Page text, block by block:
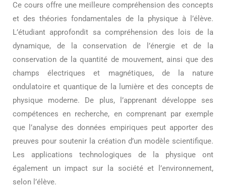
Ce cours offre une meilleure compréhension des concepts
et des théories fondamentales de la physique à l’élève.
L’étudiant approfondit sa compréhension des lois de la
dynamique, de la conservation de l’énergie et de la
conservation de la quantité de mouvement, ainsi que des
champs électriques et magnétiques, de la nature
ondulatoire et quantique de la lumière et des concepts de
physique moderne. De plus, l’apprenant développe ses
compétences en recherche, en comprenant par exemple
que l’analyse des données empiriques peut apporter des
preuves pour soutenir la création d’un modèle scientifique.
Les applications technologiques de la physique ont
également un impact sur la société et l’environnement,
selon l’élève.